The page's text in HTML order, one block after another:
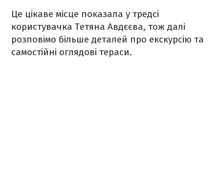
Це цікаве місце показала у тредсі
користувачка Тетяна Авдєєва, тож далі
розповімо більше деталей про екскурсію та
самостійні оглядові тераси.